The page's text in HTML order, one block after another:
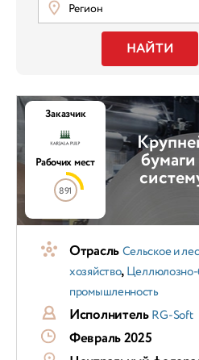
Регион
НАЙТИ
Заказчик
Рабочих мест
891
ОтрасльСельское и
хозяйство,
промышленность
ИсполнительRG-Soft
Февраль 2025